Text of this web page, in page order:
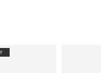
て】
す。